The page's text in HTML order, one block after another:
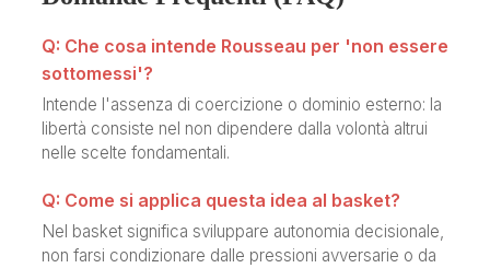
Q: Che cosa intende Rousseau per 'non essere
sottomessi'?
Intende l'assenza di coercizione o dominio esterno: la
libertà consiste nel non dipendere dalla volontà altrui
nelle scelte fondamentali.
Q: Come si applica questa idea al basket?
Nel basket significa sviluppare autonomia decisionale,
non farsi condizionare dalle pressioni avversarie o da